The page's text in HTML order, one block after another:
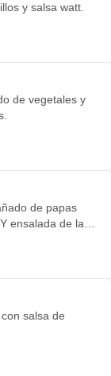
y salsa watt.
de vegetales y
de papas
ensalada de la
salsa de